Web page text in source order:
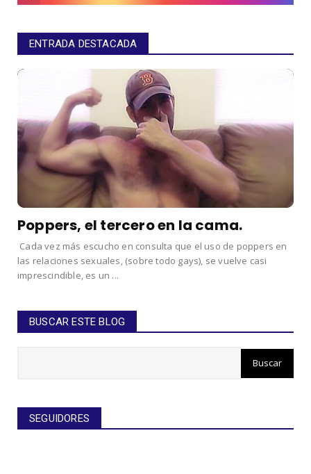
ENTRADA DESTACADA
Poppers, el tercero en la cama.
Cada vez más escucho en consulta que el uso de poppers en
las relaciones sexuales, (sobre todo gays), se vuelve casi
imprescindible, es un ...
BUSCAR ESTE BLOG
SEGUIDORES